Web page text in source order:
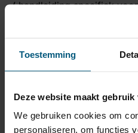
Toestemming
Deze website maakt gebruik
We gebruiken cookies om
personaliseren, om functies
√ handleiding specifiek
√ alle bekabeling,
connectoren
√ canbus of trailer modules
√ een 7 polige contactdoos
Dit horizontaal systeem
een goede en veilige